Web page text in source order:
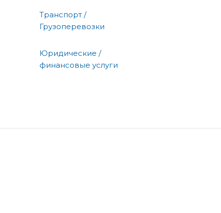
Транспорт /
Грузоперевозки
Юридические /
финансовые услуги